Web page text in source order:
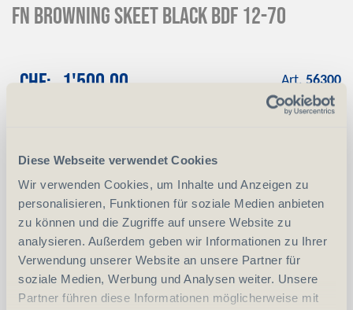
Diese Webseite verwendet Cookies
Wir verwenden Cookies, um Inhalte und Anzeigen zu
personalisieren, Funktionen für soziale Medien anbieten
zu können und die Zugriffe auf unsere Website zu
analysieren. Außerdem geben wir Informationen zu Ihrer
Verwendung unserer Website an unsere Partner für
soziale Medien, Werbung und Analysen weiter. Unsere
Partner führen diese Informationen möglicherweise mit
FN Browning Skeet Black BDF 12-70
CHF 1'500.00
wir das gewünschte Produkt
Anzahlung+ CHF 150.00
Art. 56300
vergleichen
Anzahl Stück - +
In den Warenkorb